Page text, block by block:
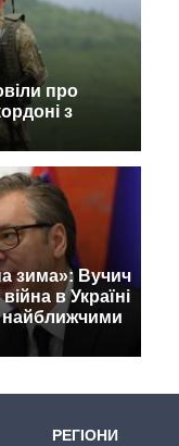
про
з
зима»: Вучич
в Україні
РЕГІОНИ